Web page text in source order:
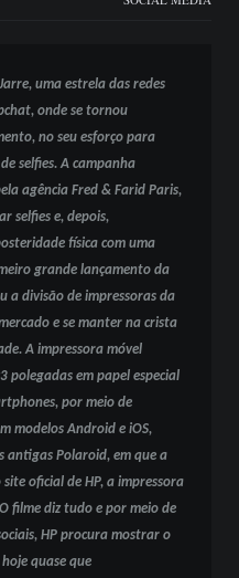
uma estrela das redes
onde se tornou
no seu esforço para
selfies. A campanha
agência Fred & Farid Paris,
selfies e, depois,
física com uma
grande lançamento da
a divisão de impressoras da
e se manter na crista
A impressora móvel
polegadas em papel especial
por meio de
modelos Android e iOS,
antigas Polaroid, em que a
oficial de HP, a impressora
filme diz tudo e por meio de
HP procura mostrar o
quase que